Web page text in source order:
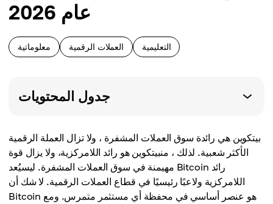
عام 2026
معلوماتية العملات الرقمية التعليمية
جدول المحتويات
بيتكوين هي رائدة سوق العملات المشفرة ، ولا تزال العملة الرقمية
الأكثر شعبية. لذلك ، منبيتكوين هو رائد اللامركزية، ولا يزال قوة
مهيمنة في سوق العملات المشفرة. ليسيُعد Bitcoin رائد
اللامركزية ولاعبًا رئيسيًا في قطاع العملات الرقمية. لا شك أن
Bitcoin هو عنصر أساسي في محفظة أي مستثمر متمرس. ومع